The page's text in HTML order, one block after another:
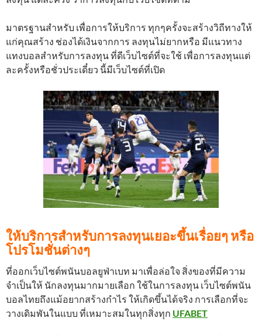
มาตรฐานสำหรับ เพื่อการให้บริการ ทุกๆครั้งจะสร้างวิถีทางให้
แก่คุณสร้าง ช่องได้เงินจากการ ลงทุนไม่ยากหรือ มีแนวทาง
แทงบอลสำหรับการลงทุน ที่ดีเว็บไซต์ที่จะใช้ เพื่อการลงทุนแต่
ละครั้งหรือชั่วประเดี๋ยว นี้มีเว็บไซต์ที่เปิด
ให้บริการสำหรับการลงทุนเยอะขึ้นเรื่อยๆ หรือ
โปรโมชั่นต่างๆ
ที่ออกเว็บไซต์พนันบอลยูฟ่าเบท มาเพื่อล่อใจ สิ่งของที่มีความ
จำเป็นให้ นักลงทุนมากมายเลือก ใช้ในการลงทุน เว็บไซต์พนัน
บอลไทยถึงแม้อยากสร้างกำไร ให้เกิดขึ้นได้จริง การเลือกที่จะ
วางเดิมพันในแบบ ที่เหมาะสมในทุกสิ่งทุก UFABET